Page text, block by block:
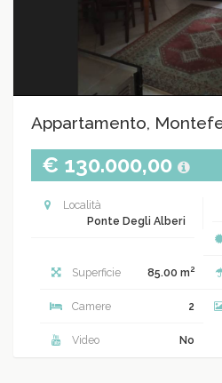
Appartamento,
€ 130.000,00
Località
Ponte Degli Alberi
Superficie 85.00 m2
Camere 2
Video No